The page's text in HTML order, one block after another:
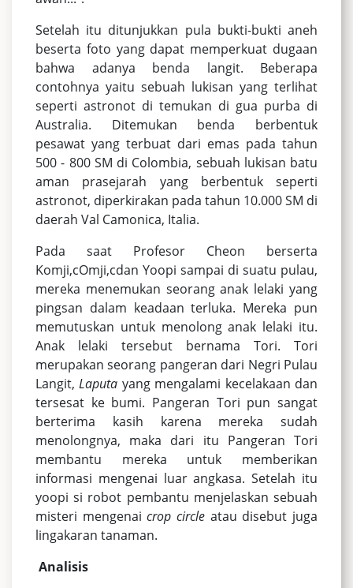
Setelah itu ditunjukkan pula bukti-bukti aneh
beserta foto yang dapat memperkuat dugaan
bahwa adanya benda langit. Beberapa
contohnya yaitu sebuah lukisan yang terlihat
seperti astronot di temukan di gua purba di
Australia. Ditemukan benda berbentuk
pesawat yang terbuat dari emas pada tahun
500 - 800 SM di Colombia, sebuah lukisan batu
aman prasejarah yang berbentuk seperti
astronot, diperkirakan pada tahun 10.000 SM di
daerah Val Camonica, Italia.
Pada saat Profesor Cheon berserta
Komji,cOmji,cdan Yoopi sampai di suatu pulau,
mereka menemukan seorang anak lelaki yang
pingsan dalam keadaan terluka. Mereka pun
memutuskan untuk menolong anak lelaki itu.
Anak lelaki tersebut bernama Tori. Tori
merupakan seorang pangeran dari Negri Pulau
Langit,Laputa yang mengalami kecelakaan dan
tersesat ke bumi. Pangeran Tori pun sangat
berterima kasih karena mereka sudah
menolongnya, maka dari itu Pangeran Tori
membantu mereka untuk memberikan
informasi mengenai luar angkasa. Setelah itu
yoopi si robot pembantu menjelaskan sebuah
misteri mengenaicrop circle atau disebut juga
lingakaran tanaman.
Analisis